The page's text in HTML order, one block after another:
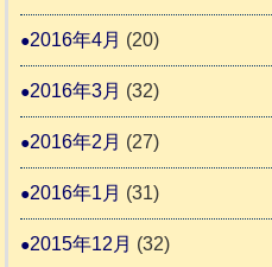
2016年4月 (20)
2016年3月 (32)
2016年2月 (27)
2016年1月 (31)
2015年12月 (32)